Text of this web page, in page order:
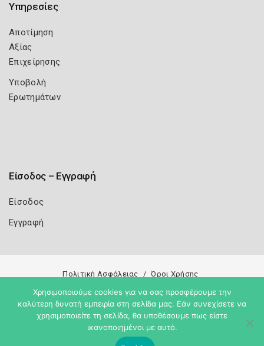
Υπηρεσίες
Αποτίμηση
Αξίας
Επιχείρησης
Υποβολή
Ερωτημάτων
Είσοδος – Εγγραφή
Είσοδος
Εγγραφή
Πολιτική Ασφάλειας Όροι Χρήσης
Copyright 2026 Knowledge A.E.
Χρησιμοποιούμε cookies για να σας προσφέρουμε την
καλύτερη δυνατή εμπειρία στη σελίδα μας. Εάν συνεχίσετε να
χρησιμοποιείτε τη σελίδα, θα υποθέσουμε πως είστε
ικανοποιημένοι με αυτό.